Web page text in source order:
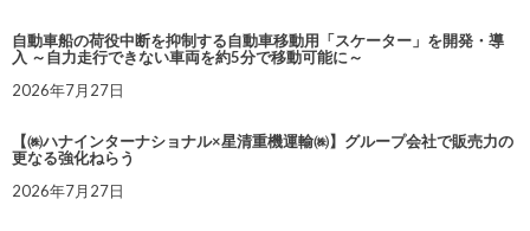
自動車船の荷役中断を抑制する自動車移動用「スケーター」を開発・導
入 ～自力走行できない車両を約5分で移動可能に～
2026年7月27日
【㈱ハナインターナショナル×星清重機運輸㈱】グループ会社で販売力の
更なる強化ねらう
2026年7月27日